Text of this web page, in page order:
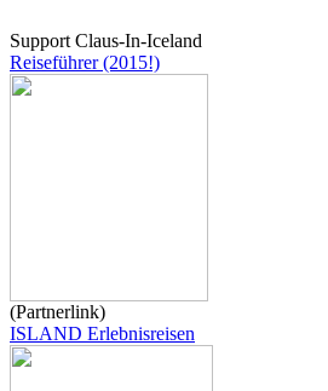
Support Claus-In-Iceland
Reiseführer (2015!)
(Partnerlink)
ISLAND Erlebnisreisen